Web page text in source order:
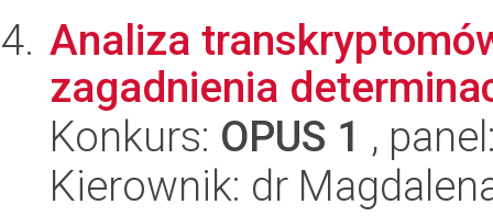
Analiza
zagadnienia
Konkurs: OPUS 1 ,
Kierownik: dr